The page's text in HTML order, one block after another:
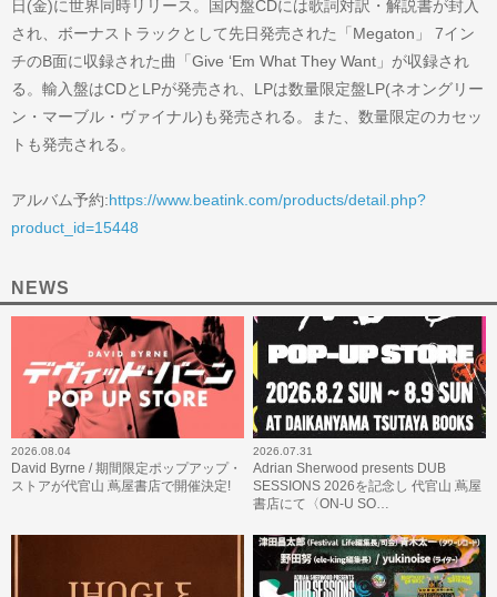
日(金)に世界同時リリース。国内盤CDには歌詞対訳・解説書が封入
され、ボーナストラックとして先日発売された「Megaton」 7イン
チのB面に収録された曲「Give ‘Em What They Want」が収録され
る。輸入盤はCDとLPが発売され、LPは数量限定盤LP(ネオングリー
ン・マーブル・ヴァイナル)も発売される。また、数量限定のカセッ
トも発売される。
アルバム予約:https://www.beatink.com/products/detail.php?
product_id=15448
NEWS
2026.08.04
David Byrne / 期間限定ポップアップ・
ストアが代官山 蔦屋書店で開催決定!
2026.07.31
Adrian Sherwood presents DUB
SESSIONS 2026を記念し 代官山 蔦屋
書店にて〈ON-U SO…